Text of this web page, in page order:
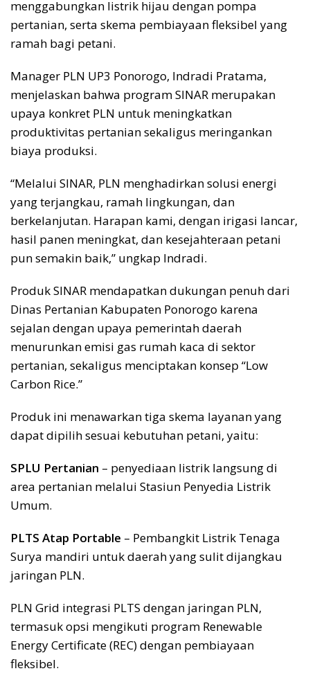
menggabungkan listrik hijau dengan pompa
pertanian, serta skema pembiayaan fleksibel yang
ramah bagi petani.
Manager PLN UP3 Ponorogo, Indradi Pratama,
menjelaskan bahwa program SINAR merupakan
upaya konkret PLN untuk meningkatkan
produktivitas pertanian sekaligus meringankan
biaya produksi.
“Melalui SINAR, PLN menghadirkan solusi energi
yang terjangkau, ramah lingkungan, dan
berkelanjutan. Harapan kami, dengan irigasi lancar,
hasil panen meningkat, dan kesejahteraan petani
pun semakin baik,” ungkap Indradi.
Produk SINAR mendapatkan dukungan penuh dari
Dinas Pertanian Kabupaten Ponorogo karena
sejalan dengan upaya pemerintah daerah
menurunkan emisi gas rumah kaca di sektor
pertanian, sekaligus menciptakan konsep “Low
Carbon Rice.”
Produk ini menawarkan tiga skema layanan yang
dapat dipilih sesuai kebutuhan petani, yaitu:
SPLU Pertanian – penyediaan listrik langsung di
area pertanian melalui Stasiun Penyedia Listrik
Umum.
PLTS Atap Portable – Pembangkit Listrik Tenaga
Surya mandiri untuk daerah yang sulit dijangkau
jaringan PLN.
PLN Grid integrasi PLTS dengan jaringan PLN,
termasuk opsi mengikuti program Renewable
Energy Certificate (REC) dengan pembiayaan
fleksibel.